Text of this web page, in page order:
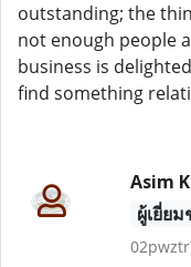
outstanding; the
not enough people
business is
find something
Asim
ผู้เยี่ย